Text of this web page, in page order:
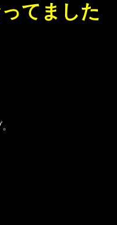
てました